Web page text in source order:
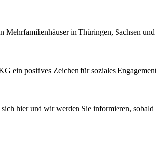
in Thüringen, Sachsen
ein positives Zeichen für soziales
hier und wir werden Sie informieren,